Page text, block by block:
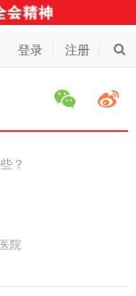
登录 注册
？
院